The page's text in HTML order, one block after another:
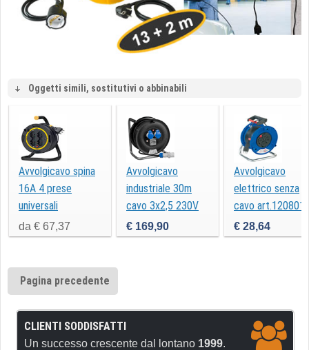
Oggetti simili, sostitutivi o abbinabili
Avvolgicavo spina
16A 4 prese
universali
da € 67,37
Avvolgicavo
industriale 30m
cavo 3x2,5 230V
FME 14622
€ 169,90
Avvolgicavo
elettrico senza
cavo
€ 28,64
Pagina precedente
CLIENTI SODDISFATTI
Un successo crescente dal lontano 1999.